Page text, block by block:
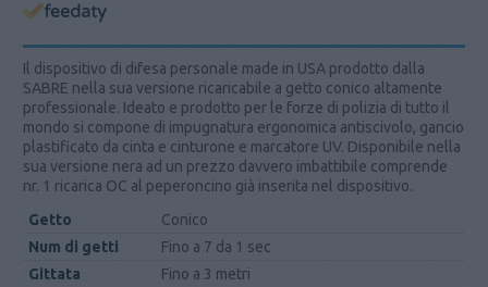
Il dispositivo di difesa personale made in USA prodotto dalla
SABRE nella sua versione ricaricabile a getto conico altamente
professionale. Ideato e prodotto per le forze di polizia di tutto il
mondo si compone di impugnatura ergonomica antiscivolo, gancio
plastificato da cinta e cinturone e marcatore UV. Disponibile nella
sua versione nera ad un prezzo davvero imbattibile comprende
nr. 1 ricarica OC al peperoncino già inserita nel dispositivo.
Getto
Conico
Num di getti
Fino a 7 da 1 sec
Gittata
Fino a 3 metri